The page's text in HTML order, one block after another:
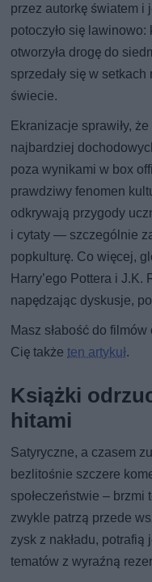
przez autorkę światem i
potoczyło się lawinowo:
otworzyła drogę do
sprzedały się w
świecie.
Ekranizacje sprawiły,
najbardziej
poza wynikami w box
prawdziwy fenomen
odkrywają przygody
i cytaty — szczególnie
popkulturę. Co więcej,
Harry’ego Pottera i
napędzając dyskusje,
Masz słabość do
Cię takżeten artykuł.
Książki
hitami
Satyryczne, a czasem
bezlitośnie szczere
społeczeństwie –
zwykle patrzą przede
zysk z nakładu,
tematów z wyraźną